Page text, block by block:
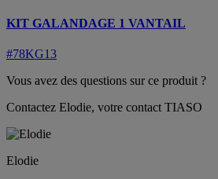
KIT GALANDAGE 1 VANTAIL
#78KG13
Vous avez des questions sur ce produit ?
Contactez Elodie, votre contact TIASO
Elodie